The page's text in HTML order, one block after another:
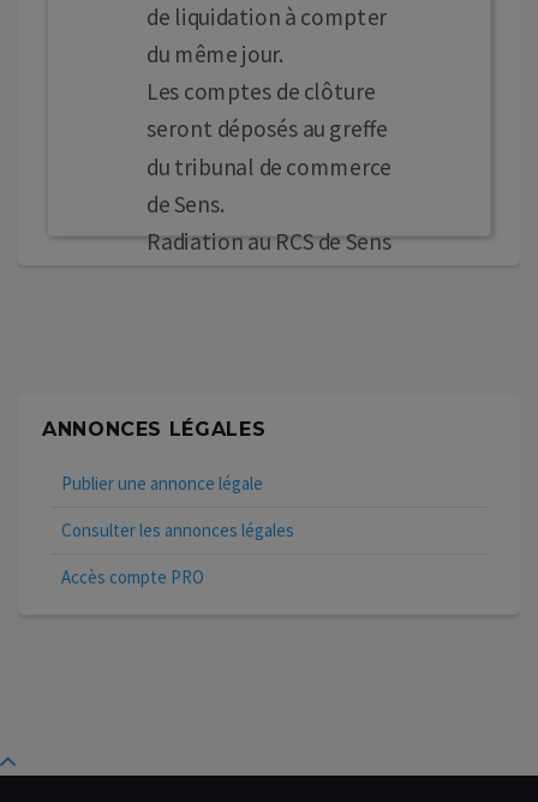
de liquidation à compter
du même jour.
Les comptes de clôture
seront déposés au greffe
du tribunal de commerce
de Sens.
Radiation au RCS de Sens
ANNONCES LÉGALES
Publier une annonce légale
Consulter les annonces légales
Accès compte PRO